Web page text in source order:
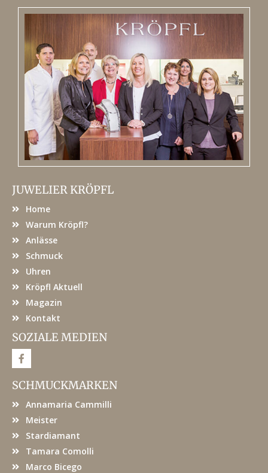
JUWELIER KRÖPFL
Home
Warum Kröpfl?
Anlässe
Schmuck
Uhren
Kröpfl Aktuell
Magazin
Kontakt
SOZIALE MEDIEN
F
a
e
b
o
SCHMUCKMARKEN
Annamaria Cammilli
Meister
Stardiamant
Tamara Comolli
Marco Bicego